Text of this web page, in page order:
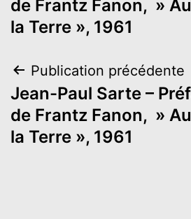
l’article
de Frantz Fanon, »
la Terre », 1961
Navigation
de
l’article
Publication précédente
Jean-Paul Sarte –
de Frantz Fanon, »
la Terre », 1961